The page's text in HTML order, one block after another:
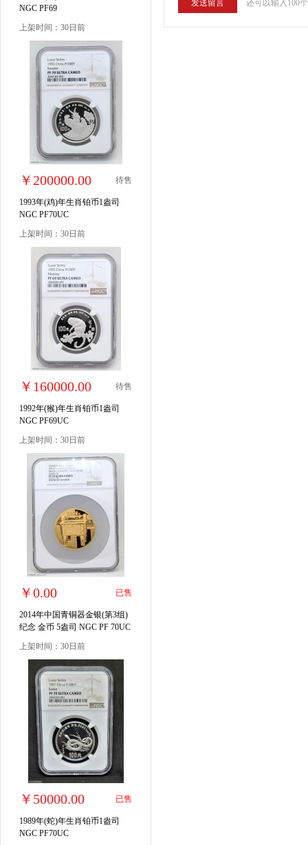
NGC PF69
上架时间：30日前
￥200000.00 待售
1993年(鸡)年生肖铂币1盎司
NGC PF70UC
上架时间：30日前
￥160000.00 待售
1992年(猴)年生肖铂币1盎司
NGC PF69UC
上架时间：30日前
￥0.00 已售
2014年中国青铜器金银(第3组)
纪念 金币 5盎司 NGC PF 70UC
上架时间：30日前
￥50000.00 已售
1989年(蛇)年生肖铂币1盎司
NGC PF70UC
还可以输入100